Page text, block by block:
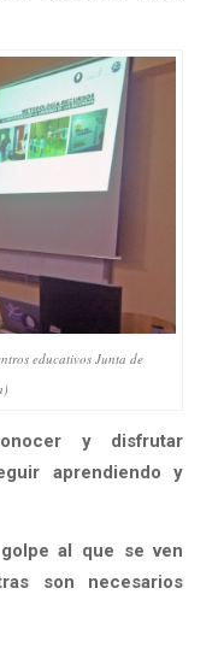
educativos Junta de
y disfrutar
aprendiendo y
al que se ven
son necesarios